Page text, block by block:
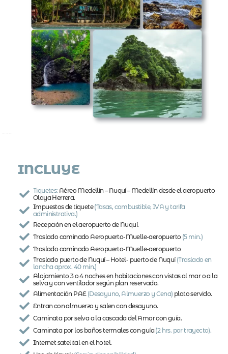
INCLUYE
Tiquetes: Aéreo Medellín – Nuquí – Medellín desde el aeropuerto
Olaya Herrera.
Impuestos de tiquete(Tasas, combustible, IVA y tarifa
administrativa.)
Recepción en el aeropuerto de Nuquí.
Traslado caminado Aeropuerto-Muelle-aeropuerto (5 min.)
Traslado caminado Aeropuerto-Muelle-aeropuerto
Traslado puerto de Nuquí – Hotel- puerto de Nuquí(Traslado en
lancha aprox. 40 min.)
Alojamiento 3 o 4 noches en habitaciones con vistas al mar o a la
selva y con ventilador según plan reservado.
Alimentación PAE (Desayuno, Almuerzo y Cena) plato servido.
Entran con almuerzo y salen con desayuno.
Caminata por selva a la cascada del Amor con guía.
Caminata por los baños termales con guía (2 hrs. por trayecto).
Internet satelital en el hotel.